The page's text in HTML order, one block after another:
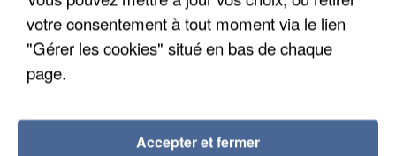
votre consentement à tout moment via le lien
"Gérer les cookies" situé en bas de chaque
page.
Accepter et fermer